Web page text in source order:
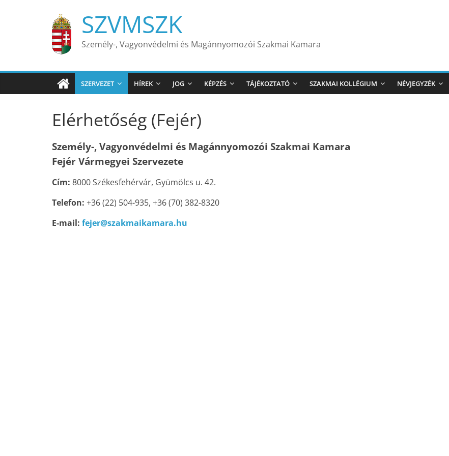
SZVMSZK
Személy-, Vagyonvédelmi és Magánnyomozói Szakmai Kamara
SZERVEZET HÍREK JOG KÉPZÉS TÁJÉKOZTATÓ SZAKMAI KOLLÉGIUM NÉVJEGYZÉK
Elérhetőség (Fejér)
Személy-, Vagyonvédelmi és Magánnyomozói Szakmai Kamara
Fejér Vármegyei Szervezete
Cím: 8000 Székesfehérvár, Gyümölcs u. 42.
Telefon: +36 (22) 504-935, +36 (70) 382-8320
E-mail: fejer@szakmaikamara.hu